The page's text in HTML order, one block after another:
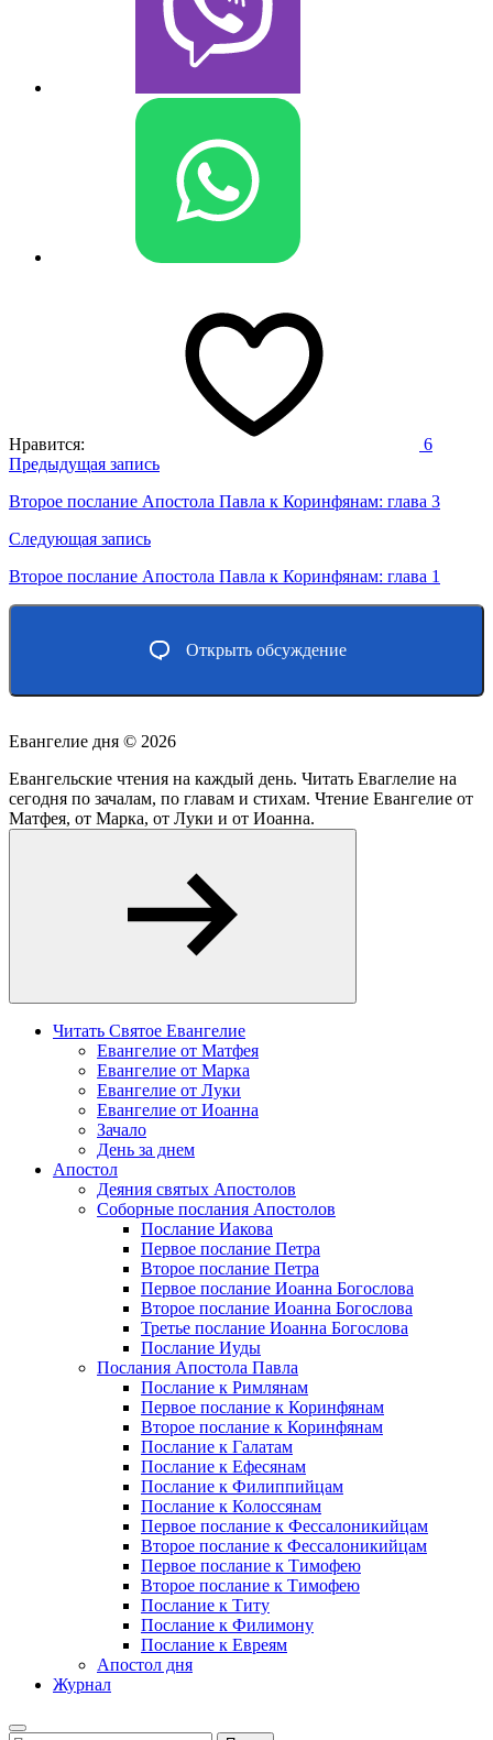
Нравится: 6
Навигация
по
записям
Предыдущая запись
Второе послание Апостола Павла к Коринфянам: глава 3
Следующая запись
Второе послание Апостола Павла к Коринфянам: глава 1
Открыть обсуждение
Евангелие дня © 2026
Евангельские чтения на каждый день. Читать Еваглелие на
сегодня по зачалам, по главам и стихам. Чтение Евангелие от
Матфея, от Марка, от Луки и от Иоанна.
Читать Святое Евангелие
Евангелие от Матфея
Евангелие от Марка
Евангелие от Луки
Евангелие от Иоанна
Зачало
День за днем
Апостол
Деяния святых Апостолов
Соборные послания Апостолов
Послание Иакова
Первое послание Петра
Второе послание Петра
Первое послание Иоанна Богослова
Второе послание Иоанна Богослова
Третье послание Иоанна Богослова
Послание Иуды
Послания Апостола Павла
Послание к Римлянам
Первое послание к Коринфянам
Второе послание к Коринфянам
Послание к Галатам
Послание к Ефесянам
Послание к Филиппийцам
Послание к Колоссянам
Первое послание к Фессалоникийцам
Второе послание к Фессалоникийцам
Первое послание к Тимофею
Второе послание к Тимофею
Послание к Титу
Послание к Филимону
Послание к Евреям
Апостол дня
Журнал